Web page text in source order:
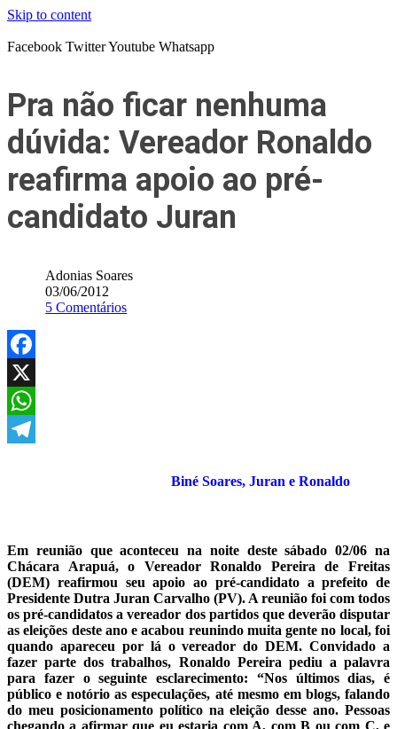
Skip to content
Facebook TwitterYoutube Whatsapp
Pra não ficar nenhuma
dúvida: Vereador Ronaldo
reafirma apoio ao pré-
candidato Juran
Adonias Soares
03/06/2012
5 Comentários
Facebook
X
WhatsApp
Biné Soares, Juran e Ronaldo
Em reunião que aconteceu na noite deste sábado 02/06 na
Chácara Arapuá, o Vereador Ronaldo Pereira de Freitas
(DEM) reafirmou seu apoio ao pré-candidato a prefeito de
Presidente Dutra Juran Carvalho (PV). A reunião foi com todos
os pré-candidatos a vereador dos partidos que deverão disputar
as eleições deste ano e acabou reunindo muita gente no local, foi
quando apareceu por lá o vereador do DEM. Convidado a
fazer parte dos trabalhos, Ronaldo Pereira pediu a palavra
para fazer o seguinte esclarecimento: “Nos últimos dias, é
público e notório as especulações, até mesmo em blogs, falando
do meu posicionamento político na eleição desse ano. Pessoas
chegando a afirmar que eu estaria com A, com B ou com C, e